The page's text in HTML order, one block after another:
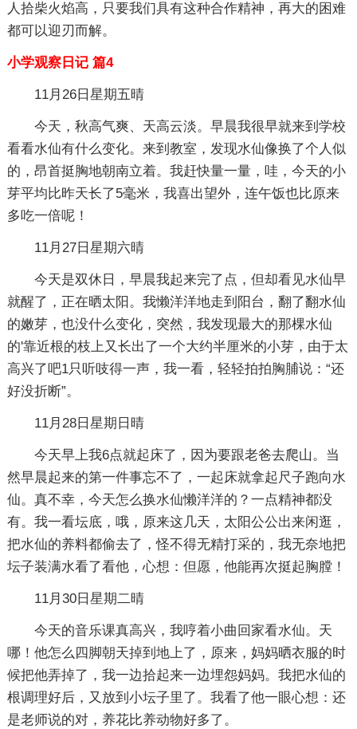
人拾柴火焰高，只要我们具有这种合作精神，再大的困难
都可以迎刃而解。
小学观察日记 篇4
11月26日星期五晴
今天，秋高气爽、天高云淡。早晨我很早就来到学校
看看水仙有什么变化。来到教室，发现水仙像换了个人似
的，昂首挺胸地朝南立着。我赶快量一量，哇，今天的小
芽平均比昨天长了5毫米，我喜出望外，连午饭也比原来
多吃一倍呢！
11月27日星期六晴
今天是双休日，早晨我起来完了点，但却看见水仙早
就醒了，正在晒太阳。我懒洋洋地走到阳台，翻了翻水仙
的嫩芽，也没什么变化，突然，我发现最大的那棵水仙
的'靠近根的枝上又长出了一个大约半厘米的小芽，由于太
高兴了吧1只听吱得一声，我一看，轻轻拍拍胸脯说：“还
好没折断”。
11月28日星期日晴
今天早上我6点就起床了，因为要跟老爸去爬山。当
然早晨起来的第一件事忘不了，一起床就拿起尺子跑向水
仙。真不幸，今天怎么换水仙懒洋洋的？一点精神都没
有。我一看坛底，哦，原来这几天，太阳公公出来闲逛，
把水仙的养料都偷去了，怪不得无精打采的，我无奈地把
坛子装满水看了看他，心想：但愿，他能再次挺起胸膛！
11月30日星期二晴
今天的音乐课真高兴，我哼着小曲回家看水仙。天
哪！他怎么四脚朝天掉到地上了，原来，妈妈晒衣服的时
候把他弄掉了，我一边拾起来一边埋怨妈妈。我把水仙的
根调理好后，又放到小坛子里了。我看了他一眼心想：还
是老师说的对，养花比养动物好多了。